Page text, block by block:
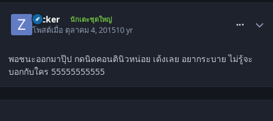
zecker นักเตะชุดใหญ่
โพสต์เมื่อ ตุลาคม 4, 201510 yr
พอชนะออกมาปุ๊ป กดนิดคอนตินิวหน่อย เด้งเลย อยากระบาย ไม่รู้จะ
บอกกับใคร 55555555555